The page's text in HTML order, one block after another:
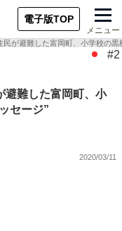
電子版TOP
メニュー
が避難した富岡町、小学校の黒
#2
難した富岡町、小
セージ”
2020/03/11